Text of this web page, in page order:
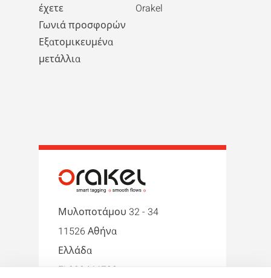
έχετε
Γωνιά προσφορών
Εξατομικευμένα
μετάλλια
Orakel
Μυλοποτάμου 32 - 34
11526 Αθήνα
Ελλάδα
EL999466722